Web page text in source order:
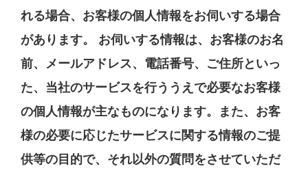
れる場合、お客様の個人情報をお伺いする場合
があります。 お伺いする情報は、お客様のお名
前、メールアドレス、電話番号、ご住所といっ
た、当社のサービスを行ううえで必要なお客様
の個人情報が主なものになります。また、お客
様の必要に応じたサービスに関する情報のご提
供等の目的で、それ以外の質問をさせていただ